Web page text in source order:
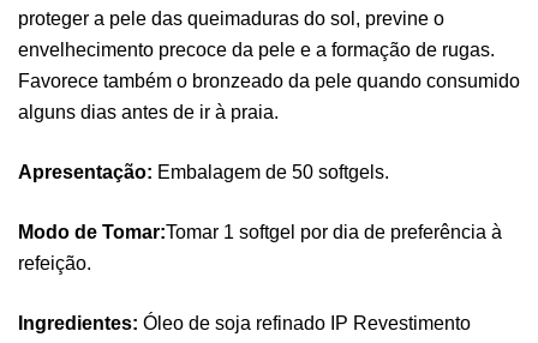
proteger a pele das queimaduras do sol, previne o
envelhecimento precoce da pele e a formação de rugas.
Favorece também o bronzeado da pele quando consumido
alguns dias antes de ir à praia.
Apresentação: Embalagem de 50 softgels.
Modo de Tomar:Tomar 1 softgel por dia de preferência à
refeição.
Ingredientes: Óleo de soja refinado IP Revestimento
Pure Electrolytes 270 G Ostrovit